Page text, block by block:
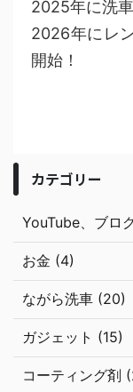
2025年に洗
2026年にレ
開始！
カテゴリー
YouTube、ブロ
お金 (4)
ながら洗車 (20)
ガジェット (15)
コーティング剤